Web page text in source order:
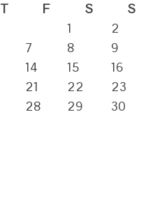
T F S
S
1
2
7 8
9
14 15
16
21 22
23
28 29
30